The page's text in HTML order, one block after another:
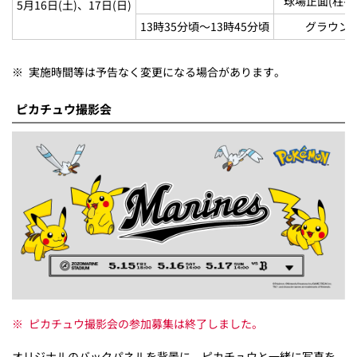
5月16日(土)、17日(日)
13時35分頃～13時45分頃
グラウン
※ 実施時間等は予告なく変更になる場合があります。
ピカチュウ撮影会
※ ピカチュウ撮影会の参加募集は終了しました。